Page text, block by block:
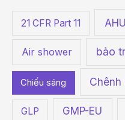
f
r
21 CFR Part 11 AHU
Air shower bảo
Chiếu sáng Chênh
GLP GMP-EU